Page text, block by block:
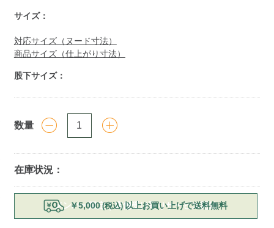
サイズ：
対応サイズ（ヌード寸法）
商品サイズ（仕上がり寸法）
股下サイズ：
数量
在庫状況：
Add
cart
メンバー限定｜店舗受け取りサービス開始
￥5,000 (税込) 以上お買い上げで送料無料